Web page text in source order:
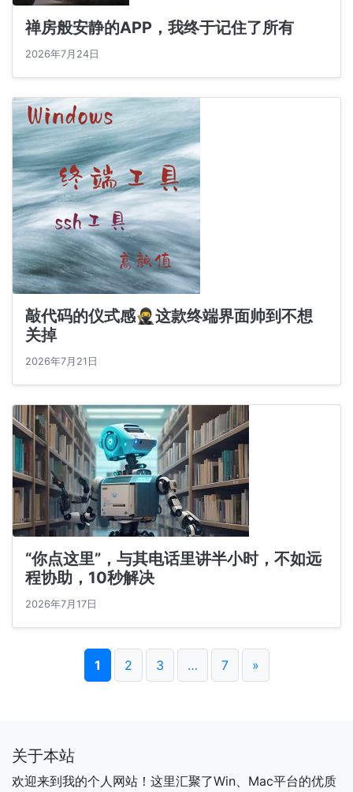
禅房般安静的APP，我终于记住了所有
2026年7月24日
敲代码的仪式感🥷这款终端界面帅到不想
关掉
2026年7月21日
“你点这里”，与其电话里讲半小时，不如远
程协助，10秒解决
2026年7月17日
1 2 3 … 7 »
关于本站
欢迎来到我的个人网站！这里汇聚了Win、Mac平台的优质